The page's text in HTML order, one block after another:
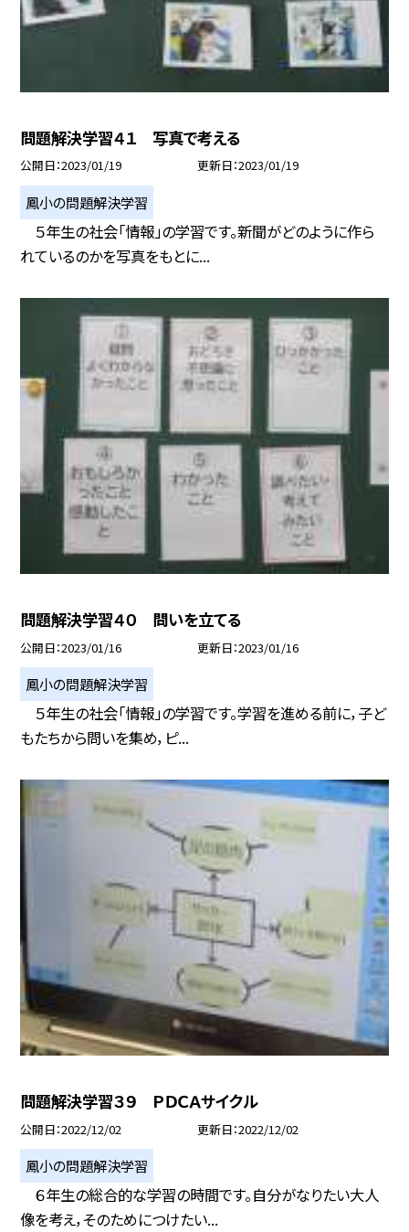
問題解決学習４１ 写真で考える
公開日 2023/01/19 更新日 2023/01/19
鳳小の問題解決学習
５年生の社会「情報」の学習です。新聞がどのように作ら
れているのかを写真をもとに...
問題解決学習４０ 問いを立てる
公開日 2023/01/16 更新日 2023/01/16
鳳小の問題解決学習
５年生の社会「情報」の学習です。学習を進める前に，子ど
もたちから問いを集め，ピ...
問題解決学習３９ ＰＤＣＡサイクル
公開日 2022/12/02 更新日 2022/12/02
鳳小の問題解決学習
６年生の総合的な学習の時間です。自分がなりたい大人
像を考え，そのためにつけたい...